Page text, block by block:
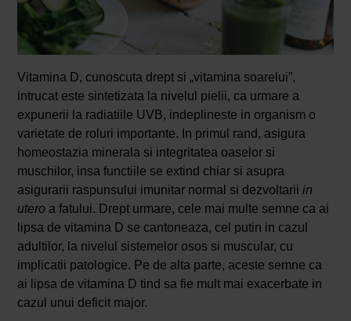
Vitamina D, cunoscuta drept si „vitamina soarelui”,
intrucat este sintetizata la nivelul pielii, ca urmare a
expunerii la radiatiile UVB, indeplineste in organism o
varietate de roluri importante. In primul rand, asigura
homeostazia minerala si integritatea oaselor si
muschilor, insa functiile se extind chiar si asupra
asigurarii raspunsului imunitar normal si dezvoltarii in
utero a fatului. Drept urmare, cele mai multe semne ca ai
lipsa de vitamina D se cantoneaza, cel putin in cazul
adultilor, la nivelul sistemelor osos si muscular, cu
implicatii patologice. Pe de alta parte, aceste semne ca
ai lipsa de vitamina D tind sa fie mult mai exacerbate in
cazul unui deficit major.